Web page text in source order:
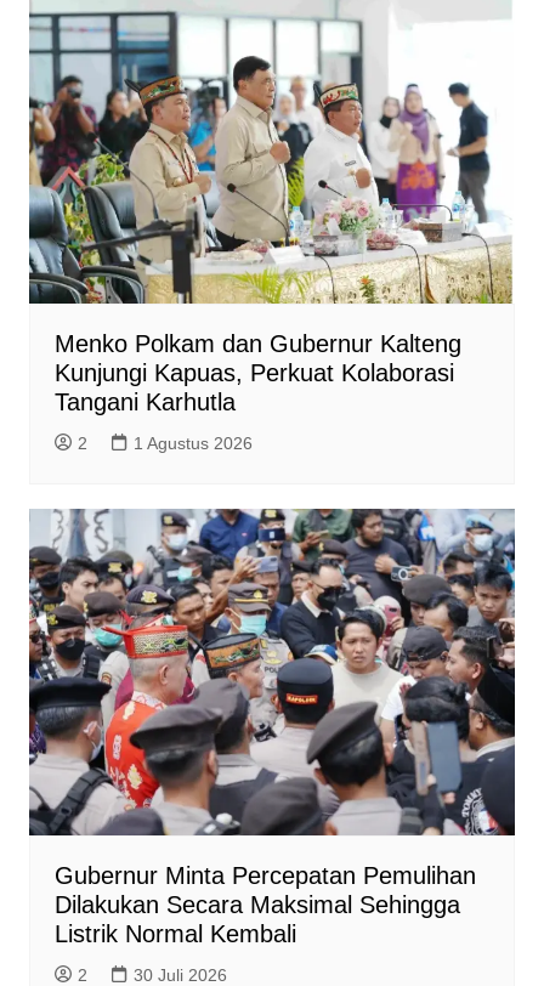
Menko Polkam dan Gubernur Kalteng
Kunjungi Kapuas, Perkuat Kolaborasi
Tangani Karhutla
2 1 Agustus 2026
Gubernur Minta Percepatan Pemulihan
Dilakukan Secara Maksimal Sehingga
Listrik Normal Kembali
2 30 Juli 2026